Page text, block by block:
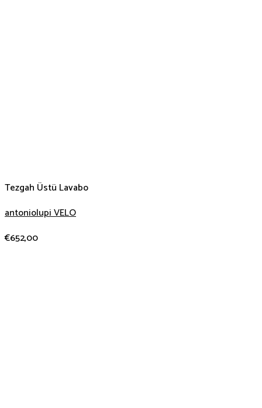
Tezgah Üstü Lavabo
antoniolupi VELO
€652,00